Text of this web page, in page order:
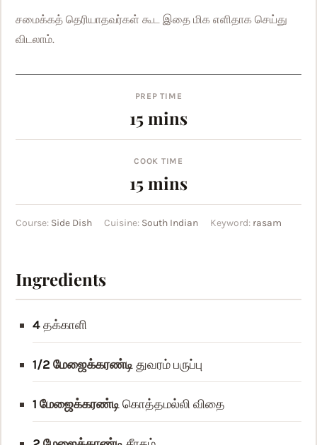
சமைக்கத் தெரியாதவர்கள் கூட இதை மிக எளிதாக செய்து
விடலாம்.
PREP TIME
15minutes
mins
COOK TIME
15minutes
mins
Course: Side Dish Cuisine: South Indian Keyword: rasam
Ingredients
4தக்காளி
1/2 மேஜைக்கரண்டிதுவரம் பருப்பு
1 மேஜைக்கரண்டிகொத்தமல்லி விதை